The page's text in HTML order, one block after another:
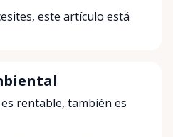
este artículo está
rentable, también es